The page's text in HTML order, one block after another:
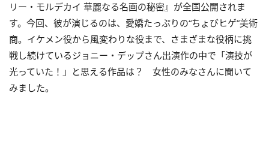
リー・モルデカイ 華麗なる名画の秘密』が全国公開されま
す。今回、彼が演じるのは、愛嬌たっぷりの“ちょびヒゲ”美術
商。イケメン役から風変わりな役まで、さまざまな役柄に挑
戦し続けているジョニー・デップさん出演作の中で「演技が
光っていた！」と思える作品は？ 女性のみなさんに聞いて
みました。